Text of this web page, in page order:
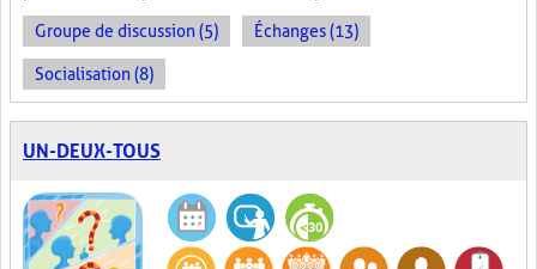
Groupe de discussion (5) Échanges (13)
Socialisation (8)
UN-DEUX-TOUS